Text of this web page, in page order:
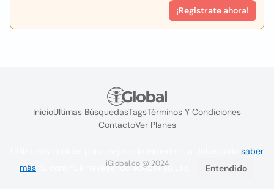
¡Registrate ahora!
InicioUltimas BúsquedasTagsTérminos Y Condiciones
ContactoVer Planes
iGlobal.co @ 2024
saber
más . Si continúa navegando acepta su uso. Entendido